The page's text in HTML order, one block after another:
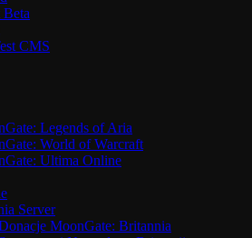
CMS
Legends of Aria
World of Warcraft
Ultima Online
Server
MoonGate: Britannia